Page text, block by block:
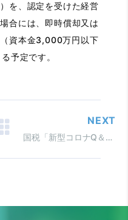
を、認定を受けた経営
合には、即時償却又は
資本金3,000万円以下
予定です。
NEXT
国税「新型コロナQ＆A」 新型コロナと個人事業者の損失